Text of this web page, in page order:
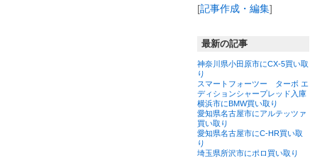
[記事作成・編集]
最新の記事
神奈川県小田原市にCX-5買い取
り
スマートフォーツー ターボ エ
ディションシャープレッド入庫
横浜市にBMW買い取り
愛知県名古屋市にアルテッツァ
買い取り
愛知県名古屋市にC-HR買い取
り
埼玉県所沢市にポロ買い取り